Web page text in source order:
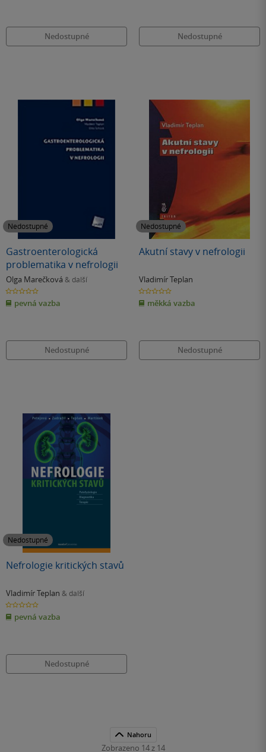
Nedostupné Nedostupné
Nedostupné
Gastroenterologická
problematika v nefrologii
Olga Marečková & další
0.0
z
5
hvězdiček
pevná vazba
Nedostupné
Nedostupné
Akutní stavy v nefrologii
Vladimír Teplan
0.0
z
5
hvězdiček
měkká vazba
Nedostupné
Nedostupné
Nefrologie kritických stavů
Vladimír Teplan & další
0.0
z
5
hvězdiček
pevná vazba
Nedostupné
Nahoru
Zobrazeno 14 z 14